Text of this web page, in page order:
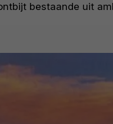
bestaande uit